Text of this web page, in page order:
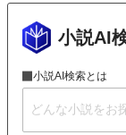
小説AI
小説AI検索とは